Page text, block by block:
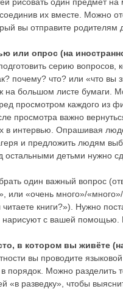
их вместе. Можно
вы отправите родителям
или опрос (на
серию вопросов,
почему? что? или «что
на большом листе бумаги.
просмотром каждого из
просмотра важно
в интервью. Опрашивая
и предложить людям
остальными детьми нужно
один важный вопрос
или «очень много»/
книги?»). Нужно
нарисуют с вашей помощью.
в котором вы живёте
вы проводите
в порядок. Можно
«в разведку», чтобы